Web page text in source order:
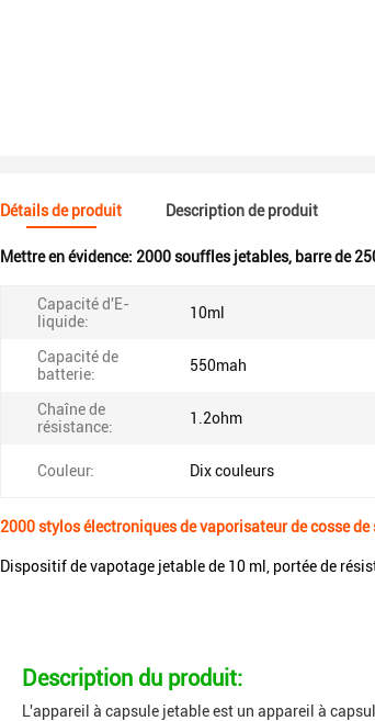
Détails de produit Description de produit
Mettre en évidence: 2000 souffles jetables, barre de
Capacité d'E-
liquide:
10ml
Capacité de
batterie:
550mah
Chaîne de
résistance:
1.2ohm
Couleur: Dix couleurs
2000 stylos électroniques de vaporisateur de cosse
Dispositif de vapotage jetable de 10 ml, portée de
Description du produit:
L'appareil à capsule jetable est un appareil à